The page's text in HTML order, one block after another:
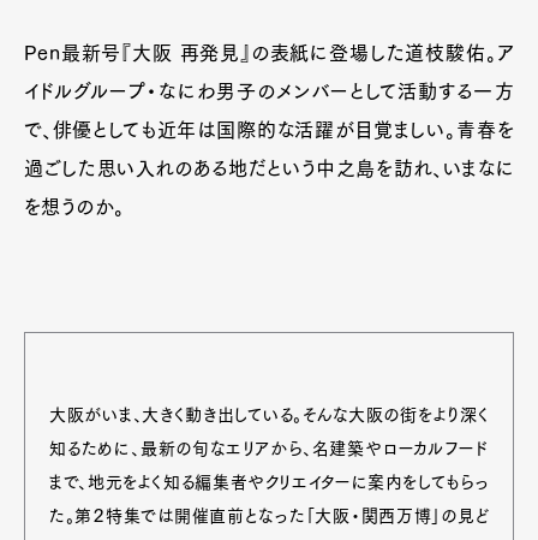
Pen最新号『大阪 再発見』の表紙に登場した道枝駿佑。ア
イドルグループ・なにわ男子のメンバーとして活動する一方
で、俳優としても近年は国際的な活躍が目覚ましい。青春を
過ごした思い入れのある地だという中之島を訪れ、いまなに
を想うのか。
大阪がいま、大きく動き出している。そんな大阪の街をより深く
知るために、最新の旬なエリアから、名建築やローカルフード
まで、地元をよく知る編集者やクリエイターに案内をしてもらっ
た。第２特集では開催直前となった「大阪・関西万博」の見ど